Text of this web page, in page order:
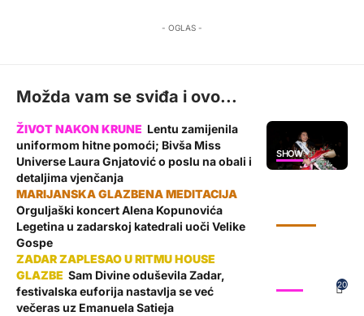
- OGLAS -
Možda vam se sviđa i ovo...
SHOW
Lentu zamijenila
uniformom hitne pomoći; Bivša Miss
Universe Laura Gnjatović o poslu na obali i
detaljima vjenčanja
Orguljaški koncert Alena Kopunovića
Legetina u zadarskoj katedrali uoči Velike
Gospe
20
Sam Divine oduševila Zadar,
festivalska euforija nastavlja se već
večeras uz Emanuela Satieja